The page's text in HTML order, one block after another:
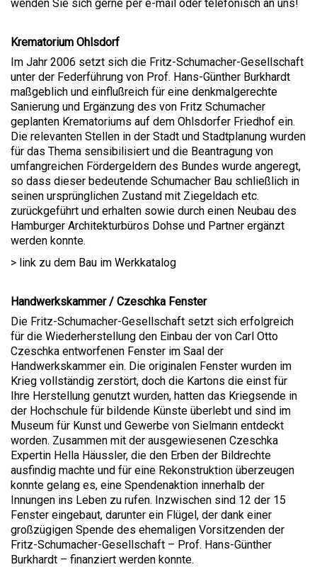
wenden Sie sich gerne per e-mail oder telefonisch an uns!
Krematorium Ohlsdorf
Im Jahr 2006 setzt sich die Fritz-Schumacher-Gesellschaft
unter der Federführung von Prof. Hans-Günther Burkhardt
maßgeblich und einflußreich für eine denkmalgerechte
Sanierung und Ergänzung des von Fritz Schumacher
geplanten Krematoriums auf dem Ohlsdorfer Friedhof ein.
Die relevanten Stellen in der Stadt und Stadtplanung wurden
für das Thema sensibilisiert und die Beantragung von
umfangreichen Fördergeldern des Bundes wurde angeregt,
so dass dieser bedeutende Schumacher Bau schließlich in
seinen ursprünglichen Zustand mit Ziegeldach etc.
zurückgeführt und erhalten sowie durch einen Neubau des
Hamburger Architekturbüros Dohse und Partner ergänzt
werden konnte.
> link zu dem Bau im Werkkatalog
Handwerkskammer / Czeschka Fenster
Die Fritz-Schumacher-Gesellschaft setzt sich erfolgreich
für die Wiederherstellung den Einbau der von Carl Otto
Czeschka entworfenen Fenster im Saal der
Handwerkskammer ein. Die originalen Fenster wurden im
Krieg vollständig zerstört, doch die Kartons die einst für
Ihre Herstellung genutzt wurden, hatten das Kriegsende in
der Hochschule für bildende Künste überlebt und sind im
Museum für Kunst und Gewerbe von Sielmann entdeckt
worden. Zusammen mit der ausgewiesenen Czeschka
Expertin Hella Häussler, die den Erben der Bildrechte
ausfindig machte und für eine Rekonstruktion überzeugen
konnte gelang es, eine Spendenaktion innerhalb der
Innungen ins Leben zu rufen. Inzwischen sind 12 der 15
Fenster eingebaut, darunter ein Flügel, der dank einer
großzügigen Spende des ehemaligen Vorsitzenden der
Fritz-Schumacher-Gesellschaft – Prof. Hans-Günther
Burkhardt – finanziert werden konnte.